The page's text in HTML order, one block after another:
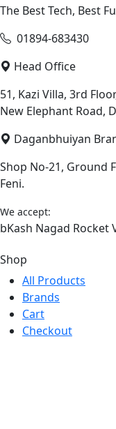
The Best Tech, Best
01894-683430
Head Office
51, Kazi Villa, 3rd
New Elephant Road,
Daganbhuiyan
Shop No-21, Ground
Feni.
We accept:
bKash Nagad Rocket
Shop
All Products
Brands
Cart
Checkout